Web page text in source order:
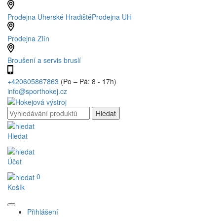
Prodejna Uherské HradištěProdejna UH
Prodejna Zlín
Broušení a servis bruslí
+420605867863 (Po – Pá: 8 - 17h)
info@sporthokej.cz
Hledat
Účet
0
Košík
Přihlášení